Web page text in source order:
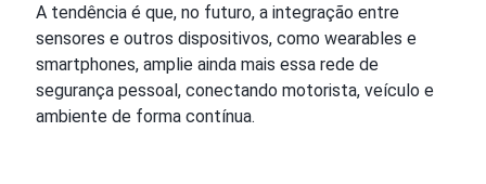
A tendência é que, no futuro, a integração entre
sensores e outros dispositivos, como wearables e
smartphones, amplie ainda mais essa rede de
segurança pessoal, conectando motorista, veículo e
ambiente de forma contínua.